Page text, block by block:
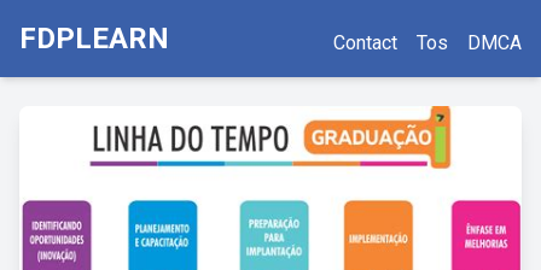
FDPLEARN Contact Tos DMCA